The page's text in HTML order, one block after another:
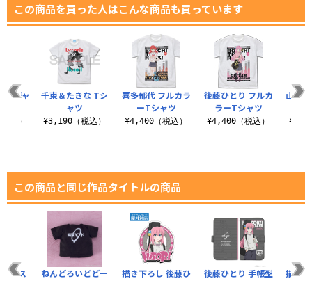
この商品を買った人はこんな商品も買っています
喜多郁代 フルカラ
ーTシャツ
¥4,400（税込）
後藤ひとり フルカ
ラーTシャツ
¥4,400（税込）
山田
のジャ
込）
千束＆たきな Tシ
ャツ
¥3,190（税込）
この商品と同じ作品タイトルの商品
描き下ろし 後藤ひ
後藤ひとり 手帳型
描き
ィス
ねんどろいどどー